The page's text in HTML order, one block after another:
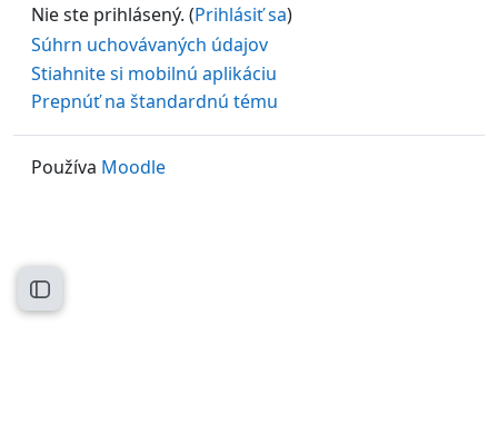
Otvoriť index kurzu
Nie ste prihlásený. (Prihlásiť sa)
Súhrn uchovávaných údajov
Stiahnite si mobilnú aplikáciu
Prepnúť na štandardnú tému
Používa Moodle